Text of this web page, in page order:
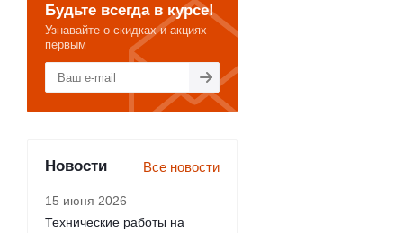
Будьте всегда в курсе!
Узнавайте о скидках и акциях
первым
Новости Все новости
15 июня 2026
Технические работы на